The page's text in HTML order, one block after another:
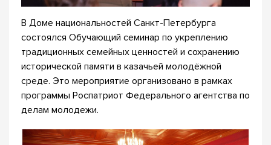
В Доме национальностей Санкт-Петербурга
состоялся Обучающий семинар по укреплению
традиционных семейных ценностей и сохранению
исторической памяти в казачьей молодёжной
среде. Это мероприятие организовано в рамках
программы Роспатриот Федерального агентства по
делам молодежи.